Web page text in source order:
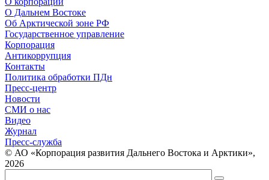
О Дальнем Востоке
Об Арктической зоне РФ
Государственное управление
Корпорация
Антикоррупция
Контакты
Политика обработки ПДн
Пресс-центр
Новости
СМИ о нас
Видео
Журнал
Пресс-служба
© АО «Корпорация развития Дальнего Востока и Арктики»,
2026